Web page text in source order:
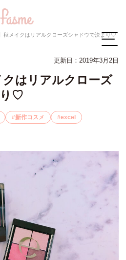
秋メイクはリアルクローズシャドウで決まり♡
更新日：2019年3月2日
クはリアルクローズ
り♡
新作コスメ excel